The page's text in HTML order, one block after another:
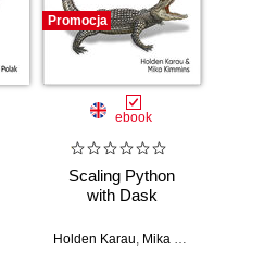
Promocja
ebook
Scaling Python
with Dask
Holden Karau Mika Kimmins